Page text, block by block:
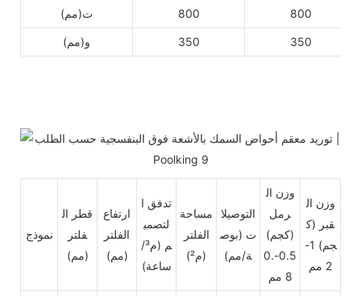
ت(مم) 800 800
و(مم) 350 350
نموذج
قطر ال
فلتر
(مم)
ارتفاع
الفلتر
(مم)
تدفق ا
لتصمي
م (م³/
ساعة)
مساحة
الفلتر
(م²)
التوصيلا
ت (بوص
ة/مم)
وزن ال
رمل
(كجم)
0.5-0.
8 مم
وزن ال
قبر (ك
جم) 1-
2 مم